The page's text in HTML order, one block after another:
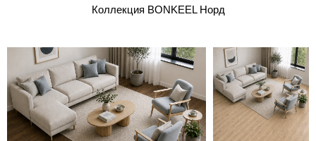
Коллекция BONKEEL Норд